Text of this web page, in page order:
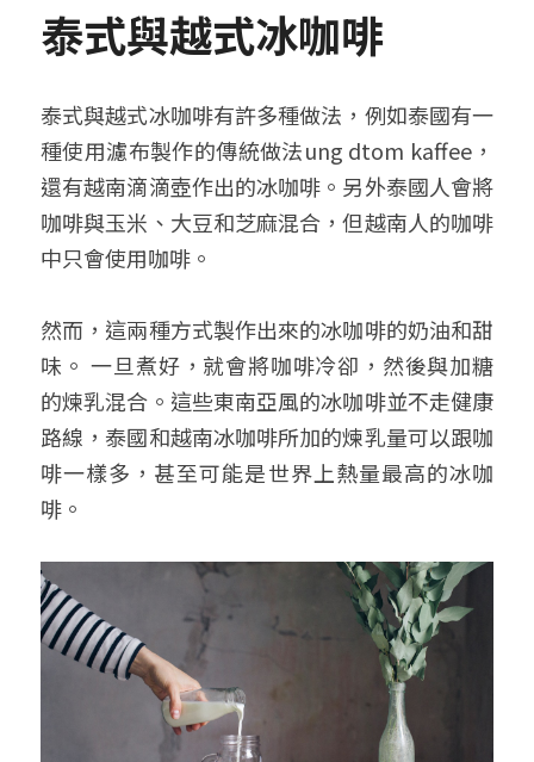
泰式與越式冰咖啡
泰式與越式冰咖啡有許多種做法，例如泰國有一
種使用濾布製作的傳統做法ung dtom kaffee，
還有越南滴滴壺作出的冰咖啡。另外泰國人會將
咖啡與玉米、大豆和芝麻混合，但越南人的咖啡
中只會使用咖啡。
然而，這兩種方式製作出來的冰咖啡的奶油和甜
味。 一旦煮好，就會將咖啡冷卻，然後與加糖
的煉乳混合。這些東南亞風的冰咖啡並不走健康
路線，泰國和越南冰咖啡所加的煉乳量可以跟咖
啡一樣多，甚至可能是世界上熱量最高的冰咖
啡。